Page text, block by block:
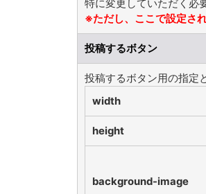
特に変更していただく必
※ただし、ここで設定さ
投稿するボタン
投稿するボタン用の指定
width
height
background-image